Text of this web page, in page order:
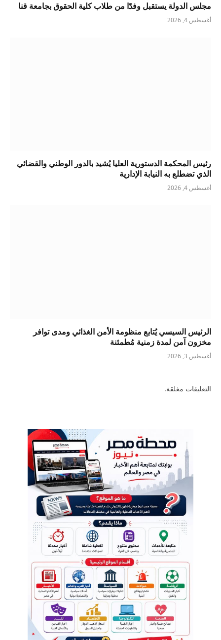
مجلس الدولة يستقبل وفدًا من طلاب كلية الحقوق بجامعة قنا
أغسطس 4, 2026
رئيس المحكمة الدستورية العليا يُشيد بالدور الوطني والقضائي
الذي تضطلع به النيابة الإدارية
أغسطس 4, 2026
الرئيس السيسي يُتابع منظومة الأمن الغذائي ومدى توافر
مخزون آمن لمدة زمنية مُطمئنة
أغسطس 3, 2026
التعليقات مغلقة.